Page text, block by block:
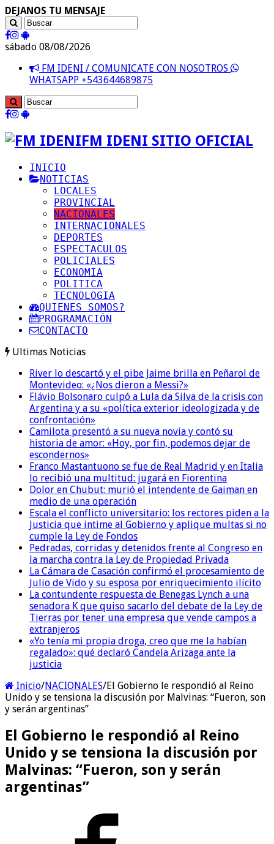
DEJANOS TU MENSAJE
sábado 08/08/2026
FM IDENI / COMUNICATE CON NOSOTROS
WHATSAPP +543644689875
FM IDENI SITIO OFICIAL
INICIO
NOTICIAS
LOCALES
PROVINCIAL
NACIONALES
INTERNACIONALES
DEPORTES
ESPECTACULOS
POLICIALES
ECONOMIA
POLITICA
TECNOLOGIA
QUIENES SOMOS?
PROGRAMACIÓN
CONTACTO
Ultimas Noticias
River lo descartó y el pibe Jaime brilla en Peñarol de
Montevideo: «¿Nos dieron a Messi?»
Flávio Bolsonaro culpó a Lula da Silva de la crisis con
Argentina y a su «política exterior ideologizada y de
confrontación»
Camilota presentó a su nueva novia y contó su
historia de amor: «Hoy, por fin, podemos dejar de
escondernos»
Franco Mastantuono se fue de Real Madrid y en Italia
lo recibió una multitud: jugará en Fiorentina
Dolor en Chubut: murió el intendente de Gaiman en
medio de una operación
Escala el conflicto universitario: los rectores piden a la
Justicia que intime al Gobierno y aplique multas si no
cumple la Ley de Fondos
Pedradas, corridas y detenidos frente al Congreso en
la marcha contra la Ley de Propiedad Privada
La Cámara de Casación confirmó el procesamiento de
Julio de Vido y su esposa por enriquecimiento ilícito
La contundente respuesta de Benegas Lynch a una
senadora K que quiso sacarlo del debate de la Ley de
Tierras por tener una empresa que vende campos a
extranjeros
«Yo tenía mi propia droga, creo que me la habían
regalado»: qué declaró Candela Arizaga ante la
justicia
Inicio/NACIONALES/El Gobierno le respondió al Reino
Unido y se tensiona la discusión por Malvinas: “Fueron, son
y serán argentinas”
El Gobierno le respondió al Reino
Unido y se tensiona la discusión por
Malvinas: “Fueron, son y serán
argentinas”